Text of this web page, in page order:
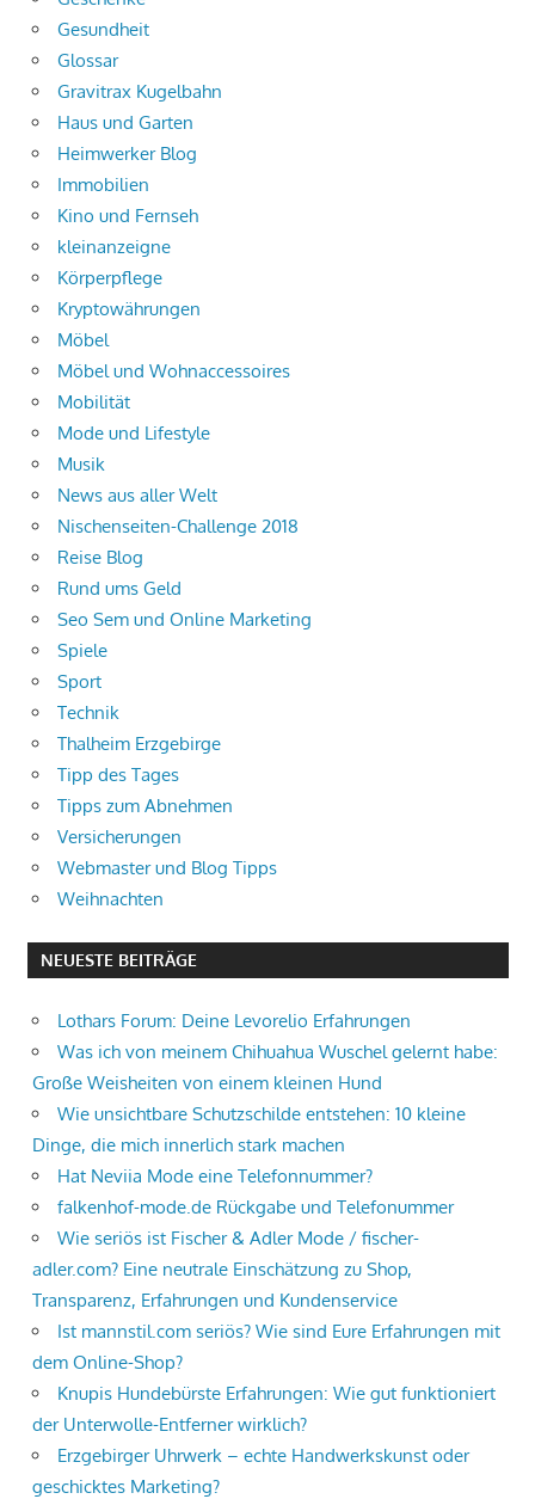
Gesundheit
Glossar
Gravitrax Kugelbahn
Haus und Garten
Heimwerker Blog
Immobilien
Kino und Fernseh
kleinanzeigne
Körperpflege
Kryptowährungen
Möbel
Möbel und Wohnaccessoires
Mobilität
Mode und Lifestyle
Musik
News aus aller Welt
Nischenseiten-Challenge 2018
Reise Blog
Rund ums Geld
Seo Sem und Online Marketing
Spiele
Sport
Technik
Thalheim Erzgebirge
Tipp des Tages
Tipps zum Abnehmen
Versicherungen
Webmaster und Blog Tipps
Weihnachten
NEUESTE BEITRÄGE
Lothars Forum: Deine Levorelio Erfahrungen
Was ich von meinem Chihuahua Wuschel gelernt habe:
Große Weisheiten von einem kleinen Hund
Wie unsichtbare Schutzschilde entstehen: 10 kleine
Dinge, die mich innerlich stark machen
Hat Neviia Mode eine Telefonnummer?
falkenhof-mode.de Rückgabe und Telefonummer
Wie seriös ist Fischer & Adler Mode / fischer-
adler.com? Eine neutrale Einschätzung zu Shop,
Transparenz, Erfahrungen und Kundenservice
Ist mannstil.com seriös? Wie sind Eure Erfahrungen mit
dem Online-Shop?
Knupis Hundebürste Erfahrungen: Wie gut funktioniert
der Unterwolle-Entferner wirklich?
Erzgebirger Uhrwerk – echte Handwerkskunst oder
geschicktes Marketing?